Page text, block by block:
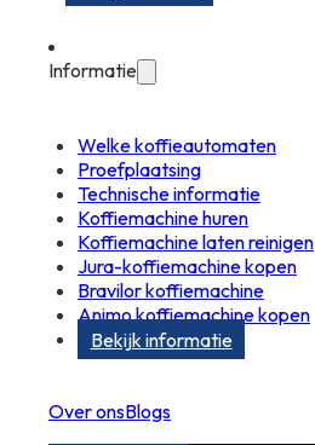
Informatie
Welke koffieautomaten
Proefplaatsing
Technische informatie
Koffiemachine huren
Koffiemachine laten reinigen
Jura-koffiemachine kopen
Bravilor koffiemachine
Animo koffiemachine kopen
Bekijk informatie
Over onsBlogs